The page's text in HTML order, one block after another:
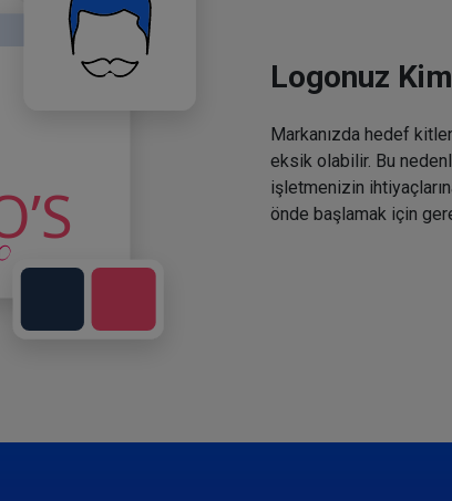
Logonuz
Markanızda hedef
eksik olabilir. Bu
işletmenizin
önde başlamak için